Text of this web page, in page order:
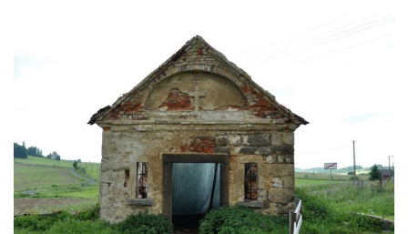
Křížová cesta Římov – XXIV. kaple – Pieta
Křížová cesta Římov – XXIII. kaple –
Křížová cesta Římov – XXII. kaple – Šimon
Cyrénský pomáhá Ježíši nést kříž
Křížová cesta Římov – XXI. kaple –